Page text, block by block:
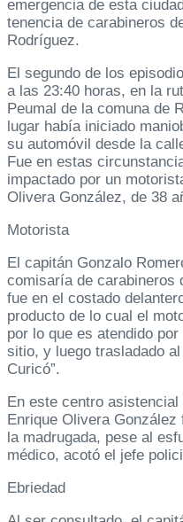
emergencia de esta
tenencia de carabineros
Rodríguez.
El segundo de los
a las 23:40 horas, en la
Peumal de la comuna de
lugar había iniciado
su automóvil desde la
Fue en estas
impactado por un
Olivera González, de 38
Motorista
El capitán Gonzalo
comisaría de carabineros
fue en el costado
producto de lo cual el
por lo que es atendido
sitio, y luego trasladado
Curicó”.
En este centro
Enrique Olivera
la madrugada, pese al
médico, acotó el jefe
Ebriedad